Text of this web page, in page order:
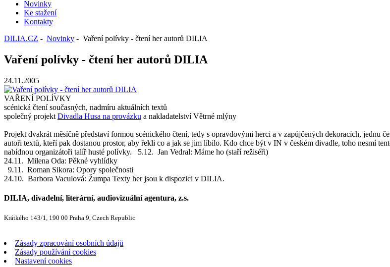
Novinky
Ke stažení
Kontakty
DILIA.CZ - Novinky - Vaření polívky - čtení her autorů DILIA
Vaření polívky - čtení her autorů DILIA
24.11.2005
VAŘENÍ POLÍVKY
scénická čtení současných, nadmíru aktuálních textů
společný projekt Divadla Husa na provázku a nakladatelství Větrné mlýny
Projekt dvakrát měsíčně představí formou scénického čtení, tedy s opravdovými herci a v zapůjčených dekoracích, jednu
autoři textů, kteří pak dostanou prostor, aby řekli co a jak se jim líbilo. Kdo chce být v IN v českém divadle, toho nesmí
nabídnou organizátoři talíř husté polívky. 5.12. Jan Vedral: Máme ho (staří režiséři)
24.11. Milena Oda: Pěkné vyhlídky
9.11. Roman Sikora: Opory společnosti
24.10. Barbora Vaculová: Žumpa Texty her jsou k dispozici v DILIA.
DILIA, divadelní, literární, audiovizuální agentura, z.s.
Krátkého 143/1, 190 00 Praha 9, Czech Republic
Zásady zpracování osobních údajů
Zásady používání cookies
Nastavení cookies